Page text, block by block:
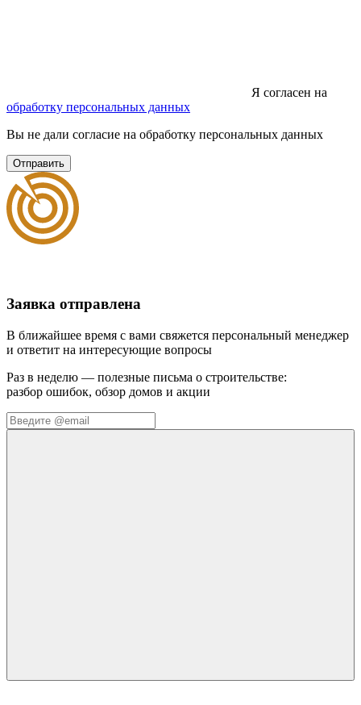
Я согласен на
обработку персональных данных
Вы не дали согласие на обработку персональных данных
Отправить
Заявка отправлена
В ближайшее время с вами свяжется персональный менеджер
и ответит на интересующие вопросы
Раз в неделю — полезные письма о строительстве:
разбор ошибок, обзор домов и акции